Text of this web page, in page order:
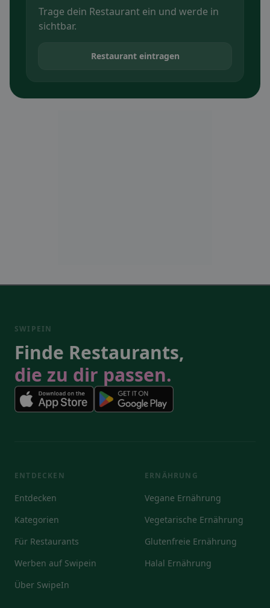
Trage dein Restaurant ein und werde in
sichtbar.
Restaurant eintragen
SWIPEIN
Finde Restaurants,
die zu dir passen.
ENTDECKEN
Entdecken
Kategorien
Für Restaurants
Werben auf Swipein
Über SwipeIn
ERNÄHRUNG
Vegane Ernährung
Vegetarische Ernährung
Glutenfreie Ernährung
Halal Ernährung